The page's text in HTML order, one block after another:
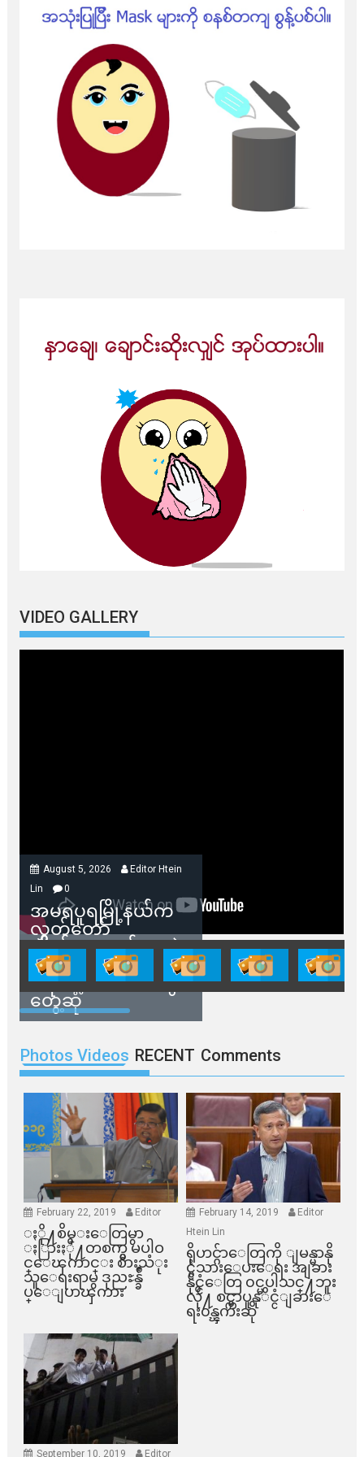
VIDEO GALLERY
August 5, 2026
Editor Htein
Lin
0
အမရပူရမြို့နယ်က
လွှတ်တော်
ကိုယ်စားလှယ်တွေနဲ့
နေအိမ်တွေဖျက်သိမ်း
ခံရမယ့် ဒေသခံတွေ
တွေ့ဆုံ
Photos Videos RECENT Comments
February 22, 2019 Editor
ႏို႔စိမ္းေတြမွာ
ႏြားႏို႔တစက္မွ မပါဝ
င္ေၾကာင္း စားသံုး
သူေရးရာမွ ဒုညႊန္ခ်ဳ
ပ္ေျပာၾကား
February 14, 2019
Editor
Htein Lin
ရိုဟင္ဂ်ာေတြကို ျမန္မာနို
င္ငံသားေပးေရး အျခား
နိုင္ငံေတြ ၀င္မပါသင္႔ဘူး
လို႔ စင္ကာပူနုိင္ငံျခားေ
ရး၀န္ၾကီးဆို
September 10, 2019 Editor